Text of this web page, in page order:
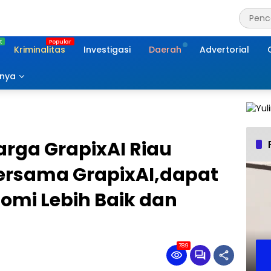
Kriminalitas Investigasi Daerah Advertorial
GrapixAI Riau
GrapixAI,dapat
Lebih Baik dan
789